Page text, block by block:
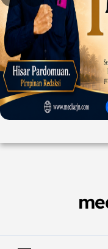
Skip